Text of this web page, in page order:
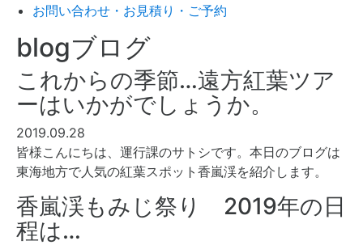
お問い合わせ・お見積り・ご予約
blogブログ
これからの季節…遠方紅葉ツア
ーはいかがでしょうか。
2019.09.28
皆様こんにちは、運行課のサトシです。本日のブログは
東海地方で人気の紅葉スポット香嵐渓を紹介します。
香嵐渓もみじ祭り 2019年の日
程は…